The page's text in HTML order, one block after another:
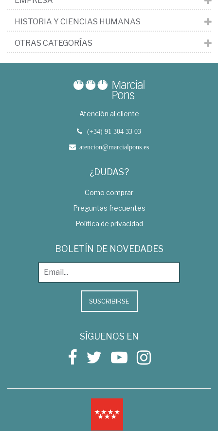
HISTORIA Y CIENCIAS HUMANAS
OTRAS CATEGORÍAS
Atención al cliente
(+34) 91 304 33 03
atencion@marcialpons.es
¿DUDAS?
Como comprar
Preguntas frecuentes
Política de privacidad
BOLETÍN DE NOVEDADES
SUSCRIBIRSE
SÍGUENOS EN